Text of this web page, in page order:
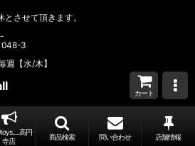
させて頂きます。
3
週【水/木】
カート
高円
寺店
商品検索 問い合わせ 店舗情報